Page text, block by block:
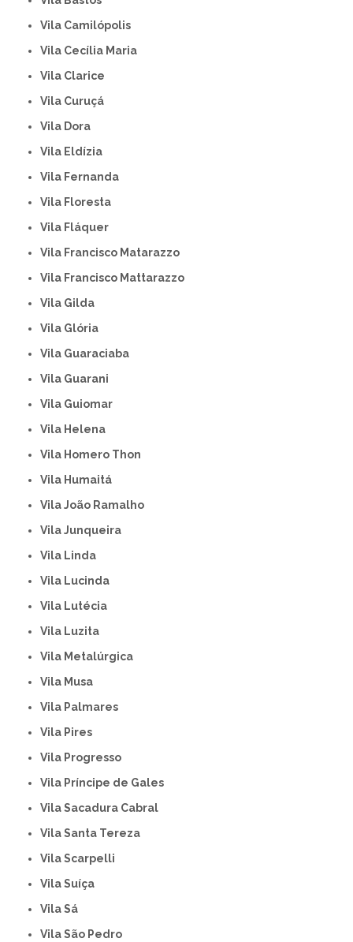
Vila Camilópolis
Vila Cecília Maria
Vila Clarice
Vila Curuçá
Vila Dora
Vila Eldízia
Vila Fernanda
Vila Floresta
Vila Fláquer
Vila Francisco Matarazzo
Vila Francisco Mattarazzo
Vila Gilda
Vila Glória
Vila Guaraciaba
Vila Guarani
Vila Guiomar
Vila Helena
Vila Homero Thon
Vila Humaitá
Vila João Ramalho
Vila Junqueira
Vila Linda
Vila Lucinda
Vila Lutécia
Vila Luzita
Vila Metalúrgica
Vila Musa
Vila Palmares
Vila Pires
Vila Progresso
Vila Príncipe de Gales
Vila Sacadura Cabral
Vila Santa Tereza
Vila Scarpelli
Vila Suíça
Vila Sá
Vila São Pedro